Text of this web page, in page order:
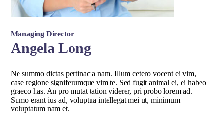
Managing Director
Angela Long
Ne summo dictas pertinacia nam. Illum cetero vocent ei vim,
case regione signiferumque vim te. Sed fugit animal ei, ei habeo
graeco has. An pro mutat tation viderer, pri probo lorem ad.
Sumo erant ius ad, voluptua intellegat mei ut, minimum
voluptatum nam et.